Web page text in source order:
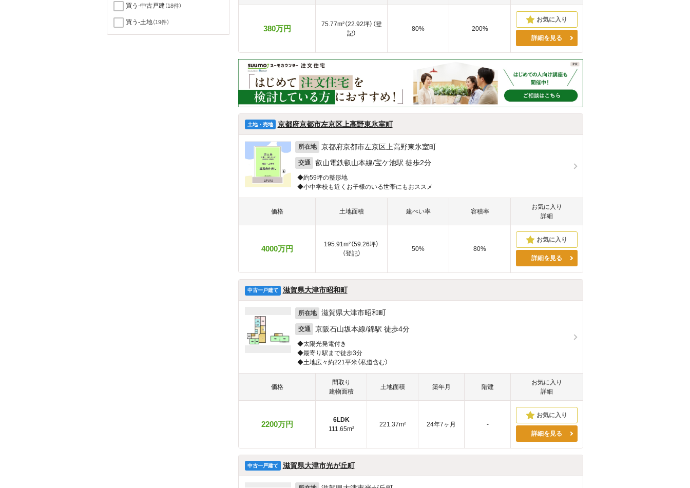
380万円
75.77m²（22.92坪）（登
記）
80%
200%
詳細を見る
土地・売地 京都府京都市左京区上高野東氷室町
所在地 京都府京都市左京区上高野東氷室町
交通 叡山電鉄叡山本線/宝ケ池駅 徒歩2分
◆約59坪の整形地
◆小中学校も近くお子様のいる世帯にもおススメ
価格 土地面積 建ぺい率 容積率
お気に入り
詳細
4000万円
195.91m²（59.26坪）
（登記）
50%
80%
詳細を見る
中古一戸建て 滋賀県大津市昭和町
所在地 滋賀県大津市昭和町
交通 京阪石山坂本線/錦駅 徒歩4分
◆太陽光発電付き
◆最寄り駅まで徒歩3分
◆土地広々約221平米（私道含む）
価格
間取り
建物面積
土地面積 築年月 階建
お気に入り
詳細
2200万円
6LDK
111.65m²
221.37m² 24年7ヶ月
-
詳細を見る
中古一戸建て 滋賀県大津市光が丘町
買う-中古戸建（18件）
買う-土地（19件）